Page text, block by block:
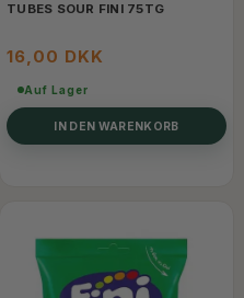
TUBES SOUR FINI 75TG
16,00 DKK
Auf Lager
IN DEN WARENKORB